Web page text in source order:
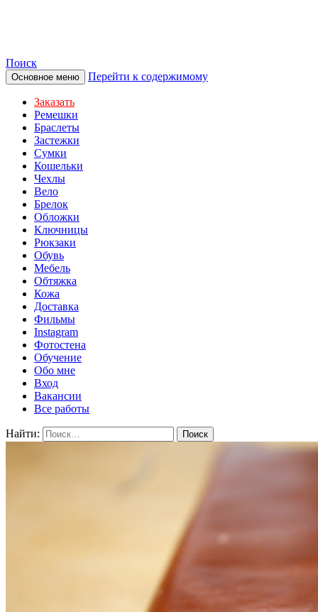
Поиск
Основное меню Перейти к содержимому
Заказать
Ремешки
Браслеты
Застежки
Сумки
Кошельки
Чехлы
Вело
Брелок
Обложки
Ключницы
Рюкзаки
Обувь
Мебель
Обтяжка
Кожа
Доставка
Фильмы
Instagram
Фотостена
Обучение
Обо мне
Вход
Вакансии
Все работы
Найти: